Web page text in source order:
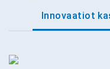
Innovaatiot